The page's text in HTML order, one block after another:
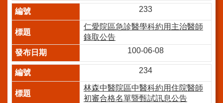
健
康
訊
站
導
覽
233
仁愛院區急診醫學科約用主治醫師
錄取公告
100-06-08
234
林森中醫院區中醫科約用住院醫師
初審合格名單暨甄試訊息公告